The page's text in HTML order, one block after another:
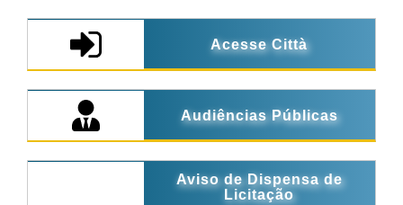
Acesse Città
Audiências Públicas
Aviso de Dispensa de
Licitação